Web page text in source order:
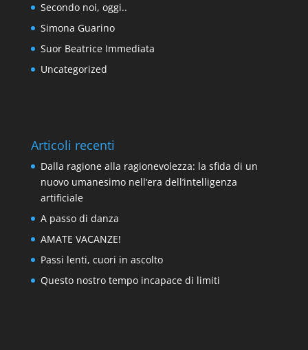
Secondo noi, oggi..
Simona Guarino
Suor Beatrice Immediata
Uncategorized
Articoli recenti
Dalla ragione alla ragionevolezza: la sfida di un
nuovo umanesimo nell’era dell’intelligenza
artificiale
A passo di danza
AMATE VACANZE!
Passi lenti, cuori in ascolto
Questo nostro tempo incapace di limiti